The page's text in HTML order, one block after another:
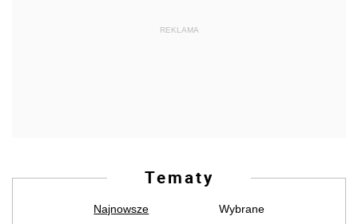
REKLAMA
Tematy
Najnowsze Wybrane